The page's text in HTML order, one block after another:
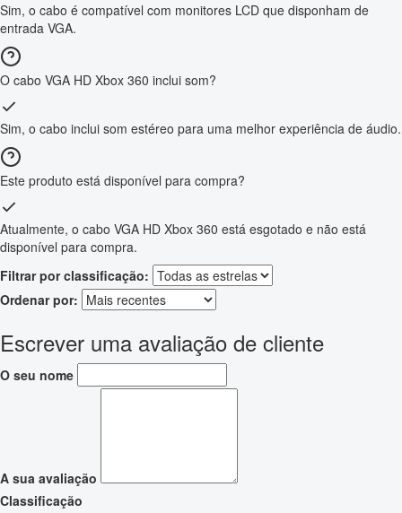
Sim, o cabo é compatível com monitores LCD que disponham de
entrada VGA.
O cabo VGA HD Xbox 360 inclui som?
Sim, o cabo inclui som estéreo para uma melhor experiência de áudio.
Este produto está disponível para compra?
Atualmente, o cabo VGA HD Xbox 360 está esgotado e não está
disponível para compra.
Filtrar por classificação:
Ordenar por:
Escrever uma avaliação de cliente
O seu nome
A sua avaliação
Classificação